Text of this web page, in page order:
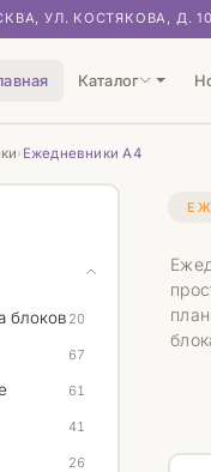
УЛ. КОСТЯКОВА, Д.
Каталог
› Ежедневники А4
блоков 20
67
61
41
26